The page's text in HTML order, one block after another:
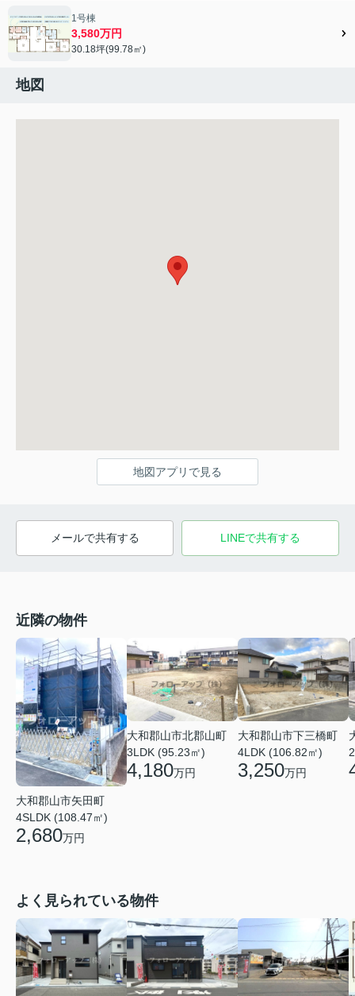
1号棟
3,580万円
30.18坪(99.78㎡)
地図
地図アプリで見る
メールで共有する LINEで共有する
近隣の物件
大和郡山市矢田町
4SLDK (108.47㎡)
2,680万円
大和郡山市北郡山町
3LDK (95.23㎡)
4,180万円
大和郡山市下三橋町
4LDK (106.82㎡)
3,250万円
よく見られている物件